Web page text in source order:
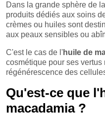
Dans la grande sphère de
produits dédiés aux soins
crèmes ou huiles sont
aux peaux sensibles ou
C'est le cas de l'huile de
cosmétique pour ses
régénérescence des
Qu'est-ce que
macadamia ?